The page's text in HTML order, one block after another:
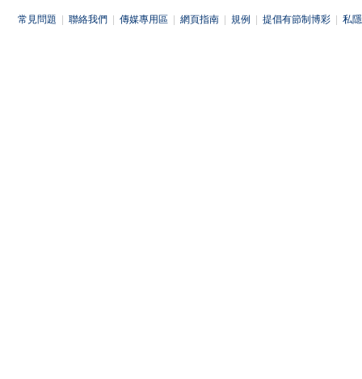
常見問題 聯絡我們 傳媒專用區 網頁指南 規例 提倡有節制博彩 私